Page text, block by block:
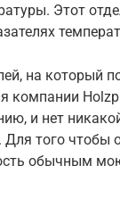
Этот
на который
компании
и нет
Для того чтобы
обычным